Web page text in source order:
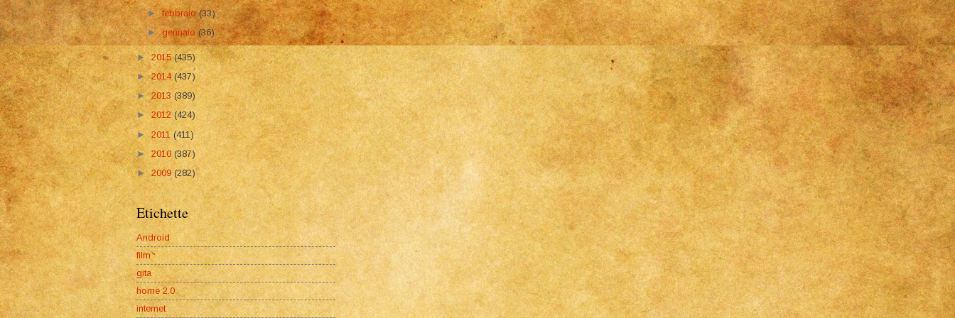
►febbraio(33)
►gennaio(36)
►2015(435)
►2014(437)
►2013 (389)
►2012(424)
►2011(411)
► 2010(387)
►2009(282)
Etichette
Android
film
gita
home 2.0
internet